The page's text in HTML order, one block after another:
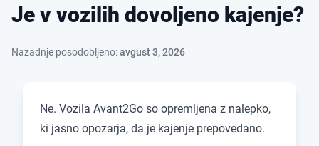
Je v vozilih dovoljeno kajenje?
Nazadnje posodobljeno:avgust 3, 2026
Ne. Vozila Avant2Go so opremljena z nalepko,
ki jasno opozarja, da je kajenje prepovedano.